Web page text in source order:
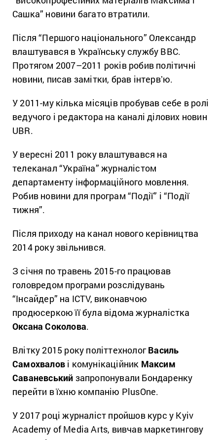
Сашка” новини багато втратили.
Після “Першого національного” Олександр
влаштувався в Українську службу BBC.
Протягом 2007–2011 років робив політичні
новини, писав замітки, брав інтервʼю.
У 2011-му кілька місяців пробував себе в ролі
ведучого і редактора на каналі ділових новин
UBR.
У вересні 2011 року влаштувався на
телеканал “Україна” журналістом
департаменту інформаційного мовлення.
Робив новини для програм “Події” і “Події
тижня”.
Після приходу на канал нового керівництва
2014 року звільнився.
З січня по травень 2015-го працював
головредом програми розслідувань
“Інсайдер” на ICTV, виконавчою
продюсеркою її була відома журналістка
Оксана Соколова.
Влітку 2015 року політтехнологВасиль
Самохвалов і комунікаційник Максим
Саваневський запропонували Бондаренку
перейти в їхню компанію PlusOne.
У 2017 році журналіст пройшов курс у Kyiv
Academy of Media Arts, вивчав маркетингову